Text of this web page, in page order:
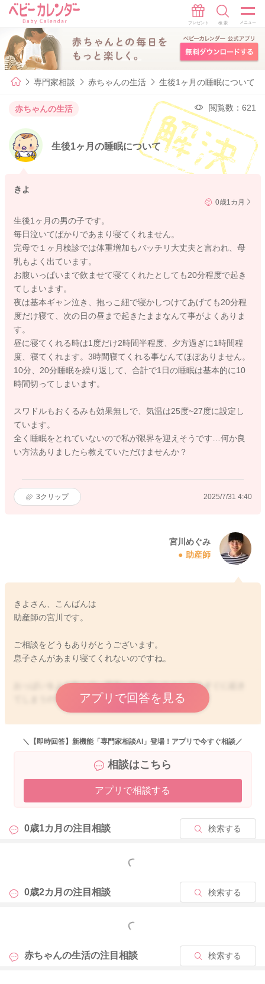
専門家相談 赤ちゃんの生活 生後1ヶ月の睡眠について
赤ちゃんの生活 閲覧数：621
生後1ヶ月の睡眠について
きよ
0歳1カ月
生後1ヶ月の男の子です。
毎日泣いてばかりであまり寝てくれません。
完母で１ヶ月検診では体重増加もバッチリ大丈夫と言われ、母
乳もよく出ています。
お腹いっぱいまで飲ませて寝てくれたとしても20分程度で起き
てしまいます。
夜は基本ギャン泣き、抱っこ紐で寝かしつけてあげても20分程
度だけ寝て、次の日の昼まで起きたままなんて事がよくありま
す。
昼に寝てくれる時は1度だけ2時間半程度、夕方過ぎに1時間程
度、寝てくれます。3時間寝てくれる事なんてほぼありません。
10分、20分睡眠を繰り返して、合計で1日の睡眠は基本的に10
時間切ってしまいます。
スワドルもおくるみも効果無しで、気温は25度~27度に設定し
ています。
全く睡眠をとれていないので私が限界を迎えそうです…何か良
い方法ありましたら教えていただけませんか？
3クリップ 2025/7/31 4:40
宮川めぐみ
助産師
きよさん、こんばんは
助産師の宮川です。
ご相談をどうもありがとうございます。
息子さんがあまり寝てくれないのですね。
おっぱいをよく飲んで、寝落ちをいていたとしてもすぐに起き
てしまうのですね。
ねんねが苦手であったりするのかなと思いました。
うまく寝付けずにその分息子さんもイライラしているのかもし
腰からお尻にかけて丸くなれるように、薄手のおくるみで巻い
てあげて、だっこをされてみるのもいいと思います。
そうされて、お腹でゆっくりと深呼吸をしてみてください。
落ち着くようになります。
それをお子さんも感じて泣き止んできたり、落ち着いてくれる
みると落ち着いてくれることもあります。
お住まいの環境によってはしにくいこともあるかもしれないの
また少しずつうつ伏せ遊びの時間を増やしてみて、遊び疲れて
もらってみるのもいいと思います。
アプリで回答を見る
＼【即時回答】新機能「専門家相談AI」登場！アプリで今すぐ相談／
相談はこちら
アプリで相談する
0歳1カ月の注目相談 検索する
もっと見る
0歳2カ月の注目相談 検索する
もっと見る
赤ちゃんの生活の注目相談 検索する